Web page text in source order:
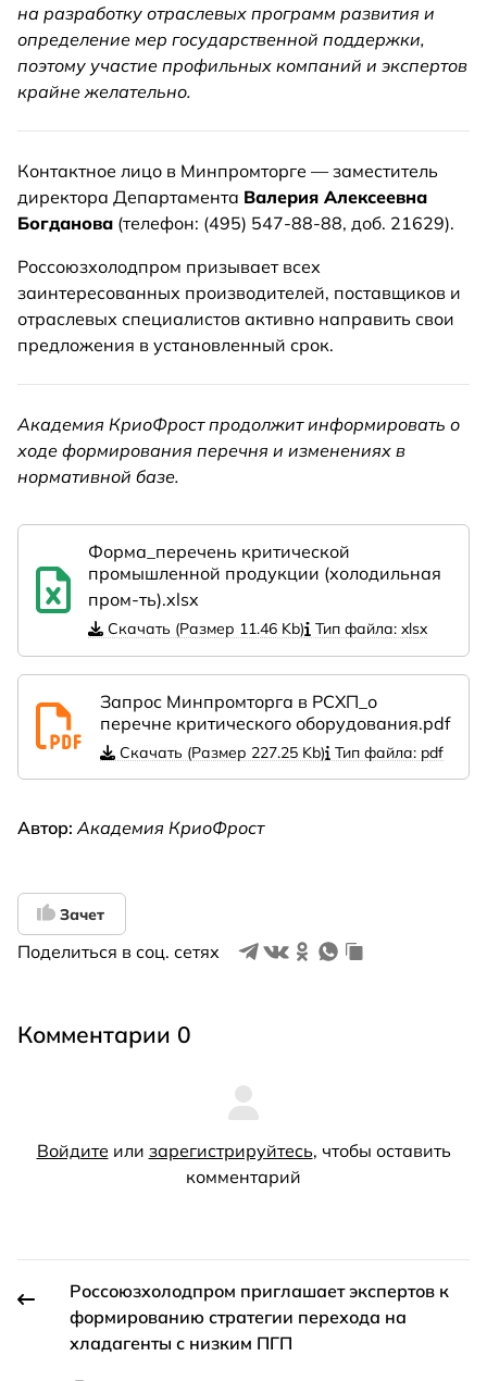
на разработку отраслевых программ развития и
определение мер государственной поддержки,
поэтому участие профильных компаний и экспертов
крайне желательно.
Контактное лицо в Минпромторге — заместитель
директора Департамента Валерия Алексеевна
Богданова (телефон: (495) 547-88-88, доб. 21629).
Россоюзхолодпром призывает всех
заинтересованных производителей, поставщиков и
отраслевых специалистов активно направить свои
предложения в установленный срок.
Академия КриоФрост продолжит информировать о
ходе формирования перечня и изменениях в
нормативной базе.
Форма_перечень критической
промышленной продукции (холодильная
пром-ть).xlsx
Скачать (Размер 11.46 Kb) Тип файла: xlsx
Запрос Минпромторга в РСХП_о
перечне критического оборудования.pdf
Скачать (Размер 227.25 Kb) Тип файла: pdf
Автор: Академия КриоФрост
Зачет
Поделиться в соц. сетях
Комментарии 0
Войдите или зарегистрируйтесь, чтобы оставить
комментарий
Россоюзхолодпром приглашает экспертов к
формированию стратегии перехода на
хладагенты с низким ПГП